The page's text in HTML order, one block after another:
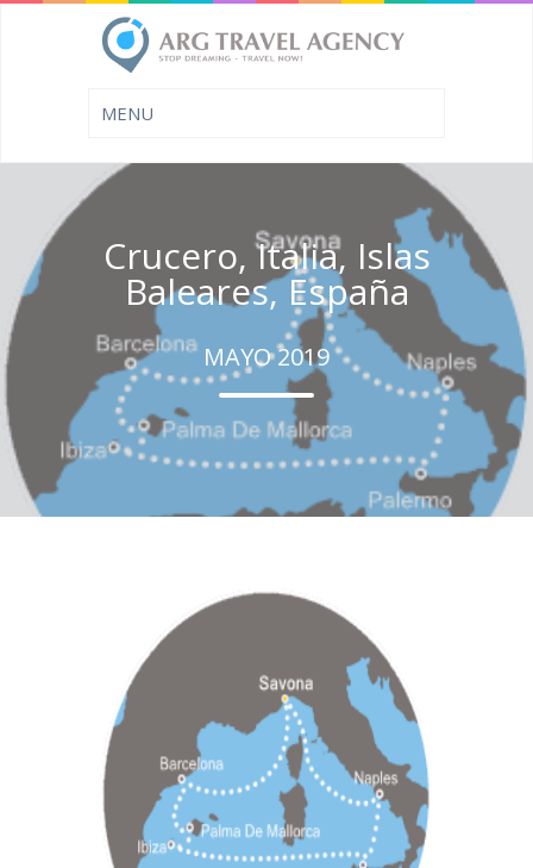
Crucero, Italia, Islas
Baleares, España
MAYO 2019